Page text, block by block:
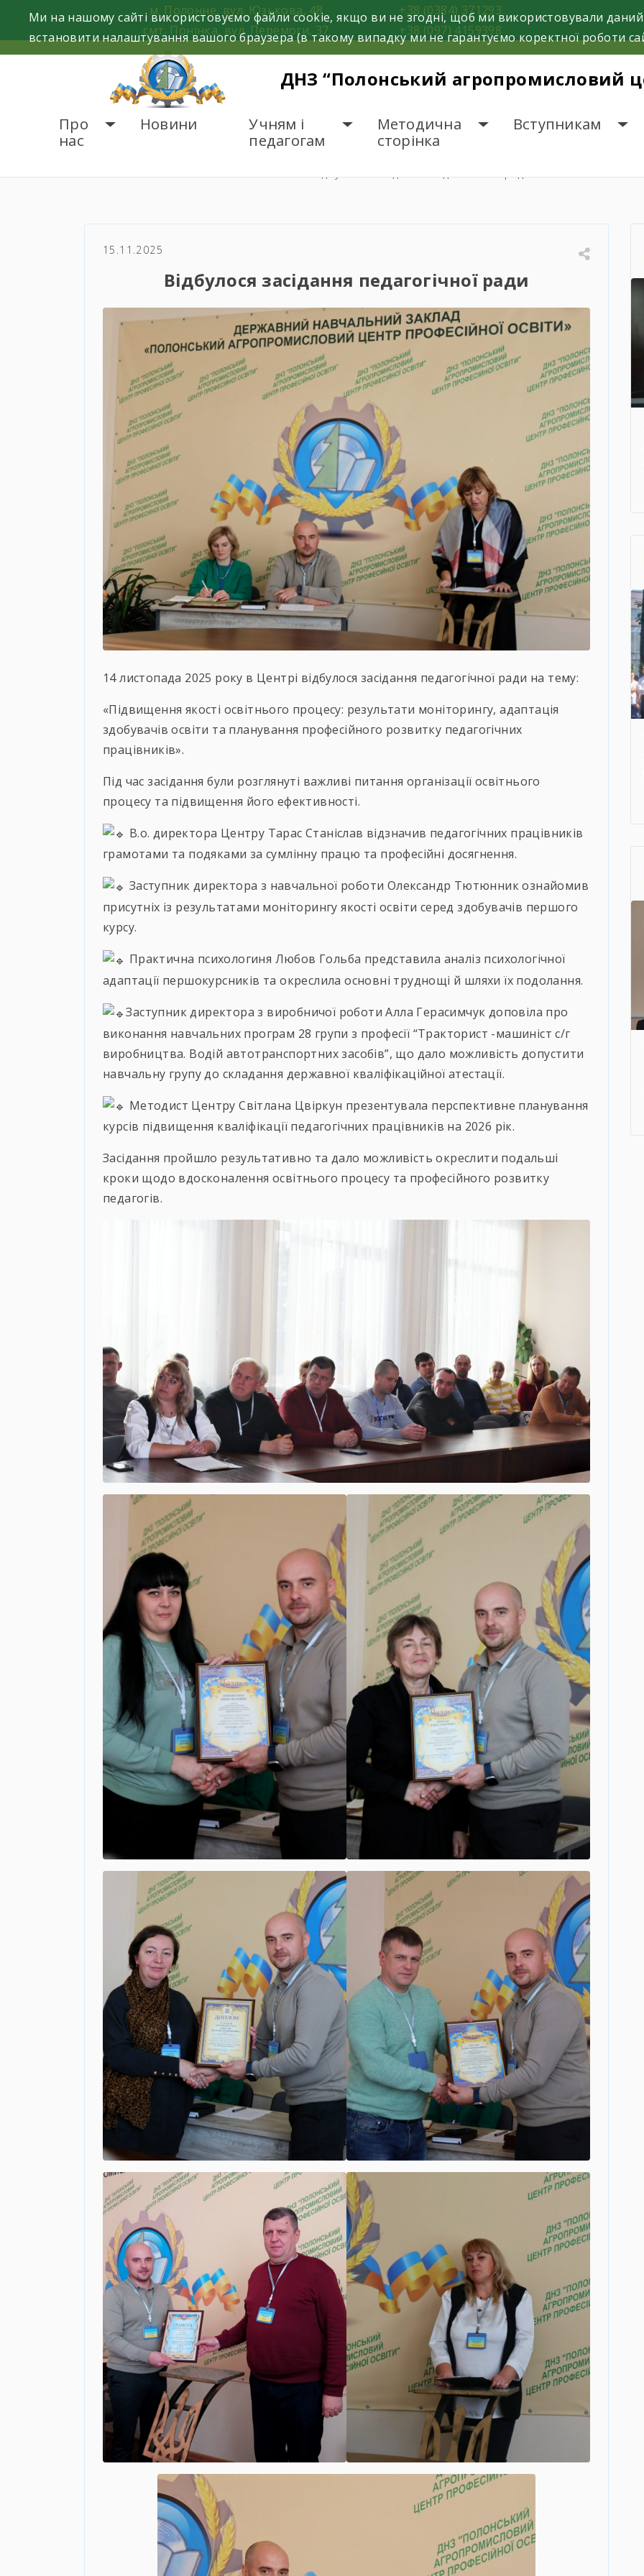
м. Полонне, вул. Юзькова, 48
смт. Понінка, вул. Перемоги, 37
+38 (0384) 371293
+38 (097) 4159398
ДНЗ “Полонський агропромисловий
Про
нас
Новини
Учням і
педагогам
Методична
сторінка
Вступникам
15.11.2025
Відбулося засідання педагогічної ради
14 листопада 2025 року в Центрі відбулося засідання педагогічної ради на тему:
«Підвищення якості освітнього процесу: результати моніторингу, адаптація
здобувачів освіти та планування професійного розвитку педагогічних
працівників».
Під час засідання були розглянуті важливі питання організації освітнього
процесу та підвищення його ефективності.
В.о. директора Центру Тарас Станіслав відзначив педагогічних працівників
грамотами та подяками за сумлінну працю та професійні досягнення.
Заступник директора з навчальної роботи Олександр Тютюнник ознайомив
присутніх із результатами моніторингу якості освіти серед здобувачів першого
курсу.
Практична психологиня Любов Гольба представила аналіз психологічної
адаптації першокурсників та окреслила основні труднощі й шляхи їх подолання.
Заступник директора з виробничої роботи Алла Герасимчук доповіла про
виконання навчальних програм 28 групи з професії “Тракторист -машиніст с/г
виробництва. Водій автотранспортних засобів”, що дало можливість допустити
навчальну групу до складання державної кваліфікаційної атестації.
Методист Центру Світлана Цвіркун презентувала перспективне планування
курсів підвищення кваліфікації педагогічних працівників на 2026 рік.
Засідання пройшло результативно та дало можливість окреслити подальші
кроки щодо вдосконалення освітнього процесу та професійного розвитку
педагогів.
Ми на нашому сайті використовуємо файли cookie, якщо ви не згодні, щоб ми використовували
встановити налаштування вашого браузера (в такому випадку ми не гарантуємо коректної роботи